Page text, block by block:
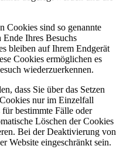
Cookies sind so genannte
Ende Ihres Besuchs
bleiben auf Ihrem Endgerät
Cookies ermöglichen es
wiederzuerkennen.
dass Sie über das Setzen
nur im Einzelfall
bestimmte Fälle oder
Löschen der Cookies
Bei der Deaktivierung von
Website eingeschränkt sein.